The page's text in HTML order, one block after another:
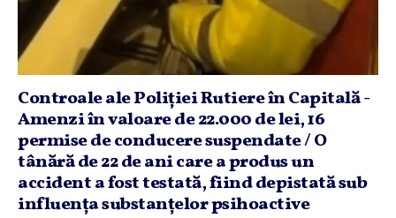
Controale ale Poliţiei Rutiere în Capitală -
Amenzi în valoare de 22.000 de lei, 16
permise de conducere suspendate / O
tânără de 22 de ani care a produs un
accident a fost testată, fiind depistată sub
influenţa substanţelor psihoactive